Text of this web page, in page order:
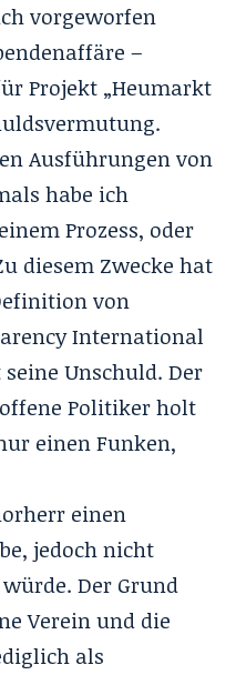
vorgeworfen
–
Projekt „Heumarkt
Ausführungen von
habe ich
Prozess, oder
diesem Zwecke hat
von
International
Unschuld. Der
Politiker holt
einen Funken,
einen
jedoch nicht
Der Grund
Verein und die
als